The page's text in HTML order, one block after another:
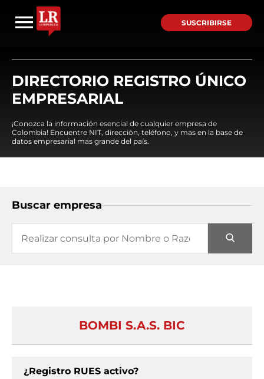
SUSCRIBIRSE
DIRECTORIO REGISTRO ÚNICO
EMPRESARIAL
¡Conozca la información esencial de cualquier empresa de
Colombia! Encuentre NIT, dirección, teléfono, y mas en la base de
datos empresarial mas grande del país.
Buscar empresa
BOMBI S.A.S. BIC
¿Registro RUES activo?